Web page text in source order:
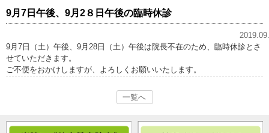
9月7日午後、9月2８日午後の臨時休診
9月7日（土）午後、9月28日（土）午後は院長不在のため、臨時休診とさ
せていただきます。
ご不便をおかけしますが、よろしくお願いいたします。
一覧へ